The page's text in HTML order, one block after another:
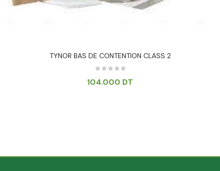
TYNOR BAS DE CONTENTION CLASS 2
104.000 DT